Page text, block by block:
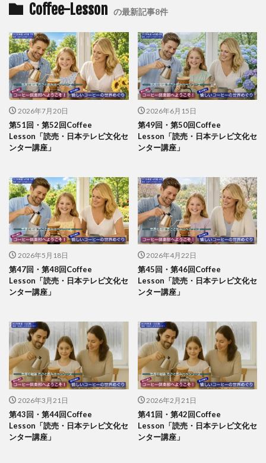
Coffee-Lesson の最新記事8件
2026年7月20日
第51回・第52回Coffee
Lesson「読売・日本テレビ文化セ
ンター講座」
2026年6月15日
第49回・第50回Coffee
Lesson「読売・日本テレビ文化セ
ンター講座」
2026年5月18日
第47回・第48回Coffee
Lesson「読売・日本テレビ文化セ
ンター講座」
2026年4月22日
第45回・第46回Coffee
Lesson「読売・日本テレビ文化セ
ンター講座」
2026年3月21日
第43回・第44回Coffee
Lesson「読売・日本テレビ文化セ
ンター講座」
2026年2月21日
第41回・第42回Coffee
Lesson「読売・日本テレビ文化セ
ンター講座」